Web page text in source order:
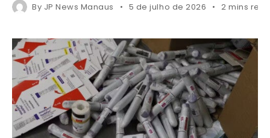
By JP News Manaus 5 de julho de 2026 2 mins